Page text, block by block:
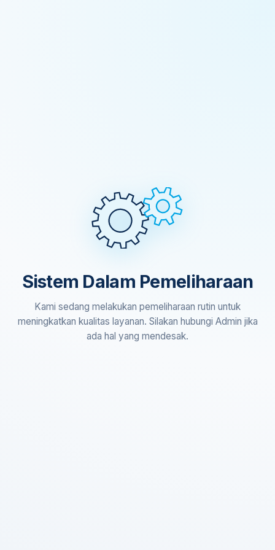
Sistem Dalam Pemeliharaan
Kami sedang melakukan pemeliharaan rutin untuk
meningkatkan kualitas layanan. Silakan hubungi Admin jika
ada hal yang mendesak.